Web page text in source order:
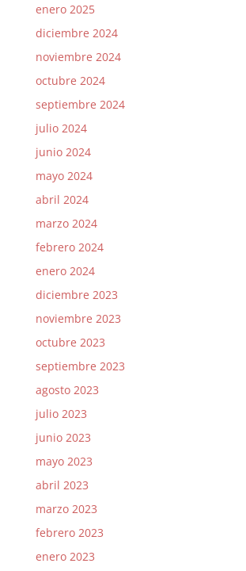
enero 2025
diciembre 2024
noviembre 2024
octubre 2024
septiembre 2024
julio 2024
junio 2024
mayo 2024
abril 2024
marzo 2024
febrero 2024
enero 2024
diciembre 2023
noviembre 2023
octubre 2023
septiembre 2023
agosto 2023
julio 2023
junio 2023
mayo 2023
abril 2023
marzo 2023
febrero 2023
enero 2023